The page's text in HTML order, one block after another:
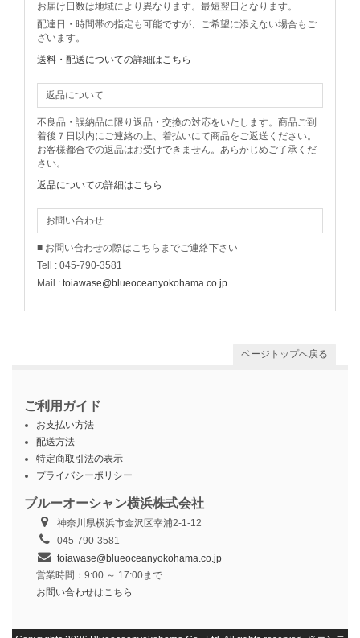
お届け日数は地域により異なります。最短翌日となります。
配達日・時間帯の指定も可能ですが、ご希望に添えない場合もご
ざいます。
送料・配送についての詳細はこちら
返品について
不良品・誤納品に限り返品・交換の対応をいたします。商品ご到
着後７日以内にご連絡の上、着払いにて商品をご返送ください。
お客様都合での返品はお受けできません。あらかじめご了承くだ
さい。
返品についての詳細はこちら
お問い合わせ
■ お問い合わせの際はこちらまでご連絡下さい
Tell : 045-790-3581
Mail : toiawase@blueoceanyokohama.co.jp
ページトップへ戻る
ご利用ガイド
お支払い方法
配送方法
特定商取引法の表示
プライバシーポリシー
ブルーオーシャン横浜株式会社
神奈川県横浜市金沢区幸浦2-1-12
045-790-3581
toiawase@blueoceanyokohama.co.jp
営業時間：9:00 ～ 17:00まで
お問い合わせはこちら